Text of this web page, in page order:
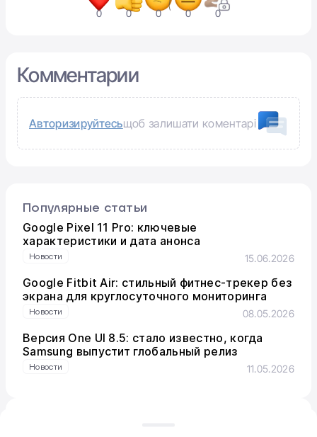
0 0 0 0 0
Комментарии
Авторизируйтесьщоб залишати коментарі
Популярные статьи
Google Pixel 11 Pro: ключевые
характеристики и дата анонса
Новости 15.06.2026
Google Fitbit Air: стильный фитнес-трекер без
экрана для круглосуточного мониторинга
Новости 08.05.2026
Версия One UI 8.5: стало известно, когда
Samsung выпустит глобальный релиз
Новости 11.05.2026